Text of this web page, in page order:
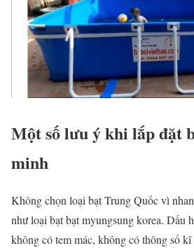
Một số lưu ý khi lắp đặt
minh
Không chọn loại bạt Trung Quốc vì
như loại bạt bạt myungsung korea. Dấu
không có tem mác, không có thông số kĩ